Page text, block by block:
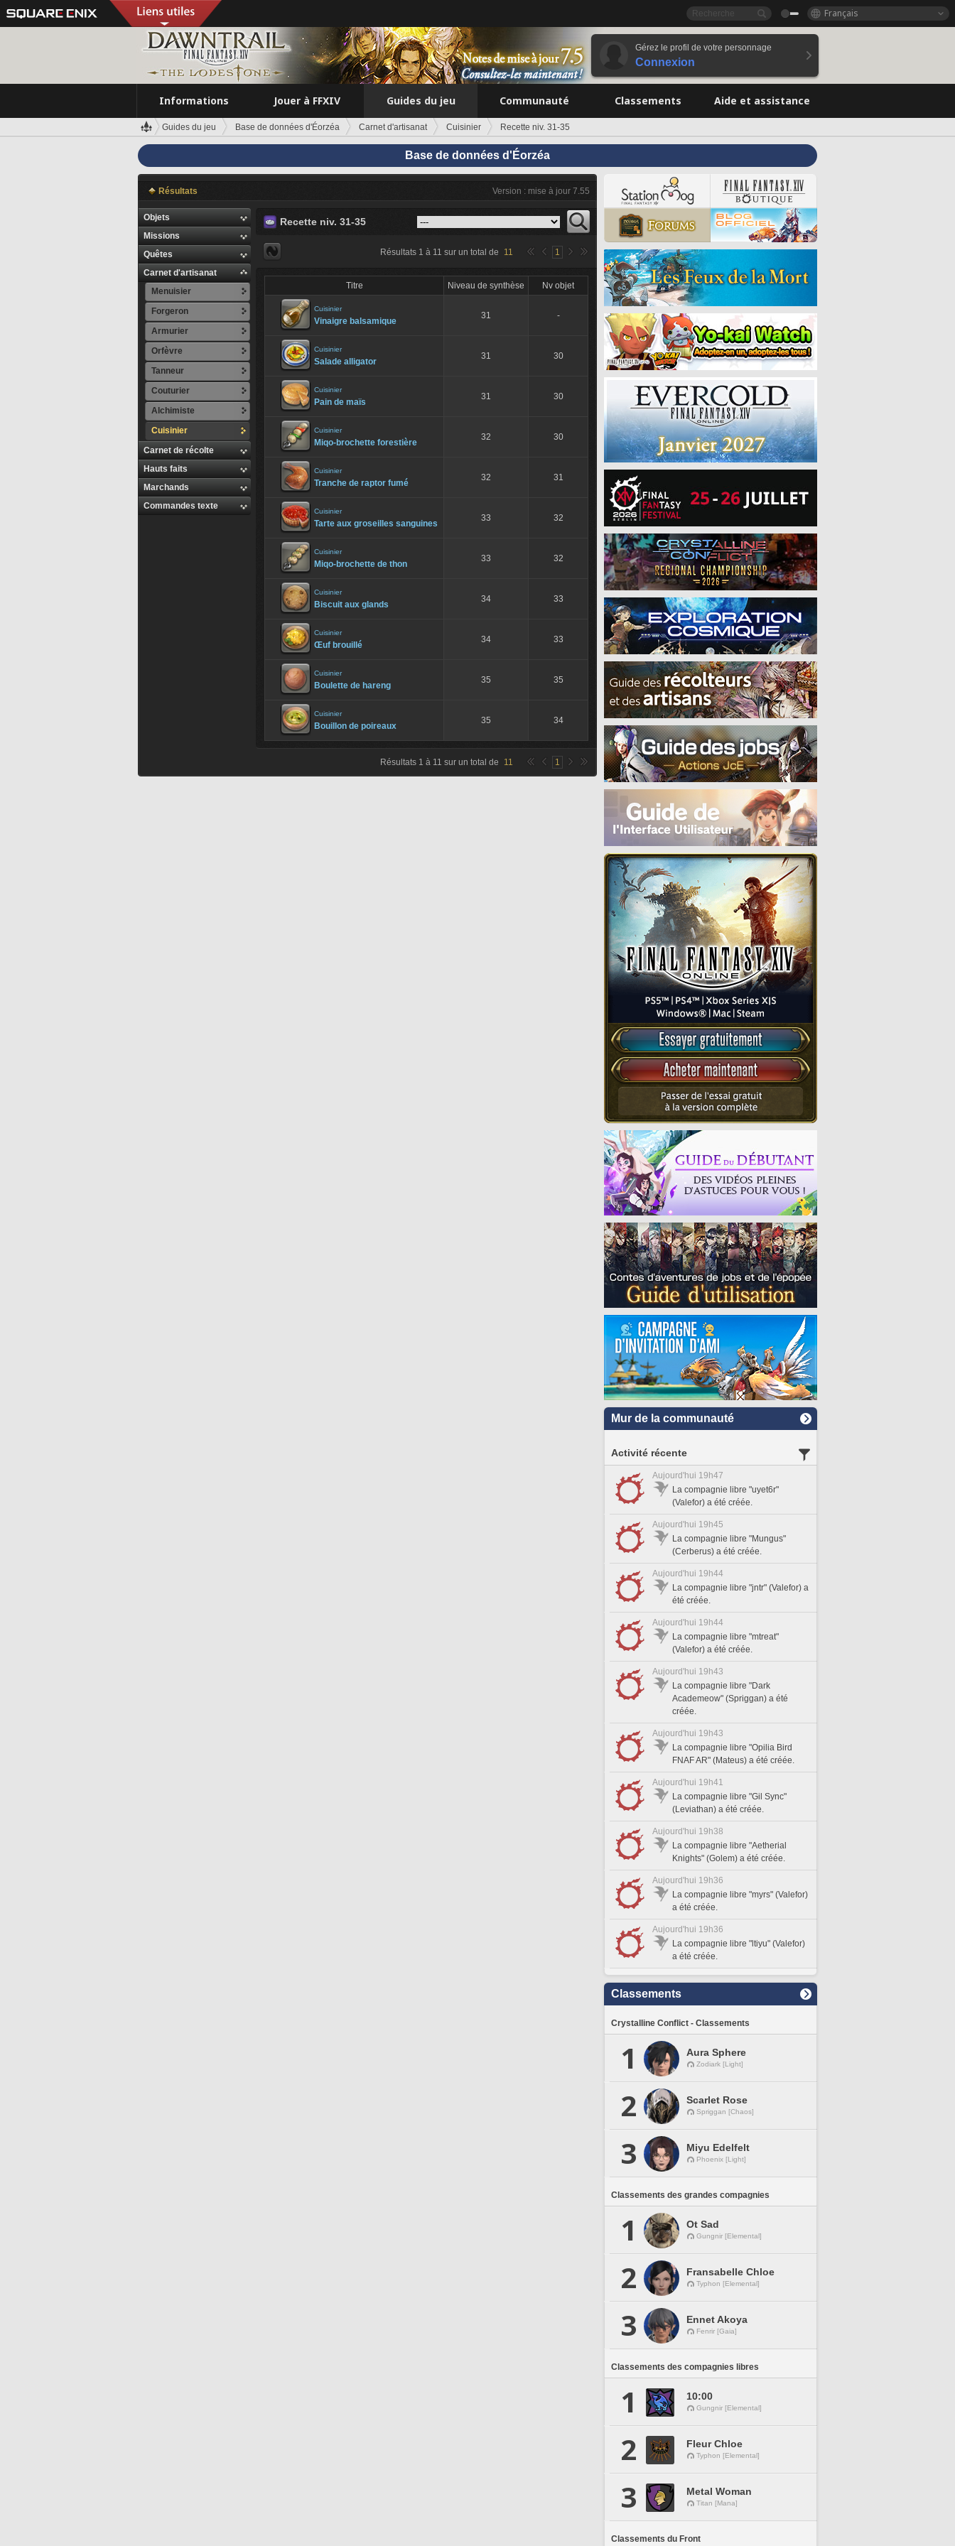
Français
Gérez le profil de votre personnage
Connexion
Informations Jouer à FFXIV Guides du jeu Communauté Classements Aide et assistance
Guides du jeu Base de données d'Éorzéa Carnet d'artisanat Cuisinier Recette niv. 31-35
Base de données d'Éorzéa
Résultats Version : mise à jour 7.55
Objets
Missions
Quêtes
Carnet d'artisanat
Menuisier
Forgeron
Armurier
Orfèvre
Tanneur
Couturier
Alchimiste
Cuisinier
Carnet de récolte
Hauts faits
Marchands
Commandes texte
Recette niv. 31-35
Résultats 1 à 11 sur un total de 11 1
Titre Niveau de synthèse Nv objet
Cuisinier
Vinaigre balsamique
31 -
Cuisinier
Salade alligator
31 30
Cuisinier
Pain de maïs
31 30
Cuisinier
Miqo-brochette forestière
32 30
Cuisinier
Tranche de raptor fumé
32 31
Cuisinier
Tarte aux groseilles sanguines
33 32
Cuisinier
Miqo-brochette de thon
33 32
Cuisinier
Biscuit aux glands
34 33
Cuisinier
Œuf brouillé
34 33
Cuisinier
Boulette de hareng
35 35
Cuisinier
Bouillon de poireaux
35 34
Résultats 1 à 11 sur un total de 11 1
Mur de la communauté
Activité récente
Aujourd'hui 19h47
La compagnie libre "uyet6r"
(Valefor) a été créée.
Aujourd'hui 19h45
La compagnie libre "Mungus"
(Cerberus) a été créée.
Aujourd'hui 19h44
La compagnie libre "jntr" (Valefor) a
été créée.
Aujourd'hui 19h44
La compagnie libre "mtreat"
(Valefor) a été créée.
Aujourd'hui 19h43
La compagnie libre "Dark
Academeow" (Spriggan) a été
créée.
Aujourd'hui 19h43
La compagnie libre "Opilia Bird
FNAF AR" (Mateus) a été créée.
Aujourd'hui 19h41
La compagnie libre "Gil Sync"
(Leviathan) a été créée.
Aujourd'hui 19h38
La compagnie libre "Aetherial
Knights" (Golem) a été créée.
Aujourd'hui 19h36
La compagnie libre "myrs" (Valefor)
a été créée.
Aujourd'hui 19h36
La compagnie libre "ltiyu" (Valefor)
a été créée.
Classements
Crystalline Conflict - Classements
1 Aura Sphere
Zodiark [Light]
2 Scarlet Rose
Spriggan [Chaos]
3 Miyu Edelfelt
Phoenix [Light]
Classements des grandes compagnies
1 Ot Sad
Gungnir [Elemental]
2 Fransabelle Chloe
Typhon [Elemental]
3 Ennet Akoya
Fenrir [Gaia]
Classements des compagnies libres
1 10:00
Gungnir [Elemental]
2 Fleur Chloe
Typhon [Elemental]
3 Metal Woman
Titan [Mana]
Classements du Front